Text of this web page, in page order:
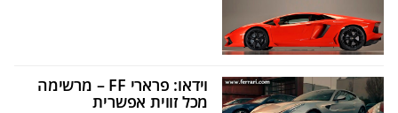
וידאו: פרארי FF – מרשימה
מכל זווית אפשרית